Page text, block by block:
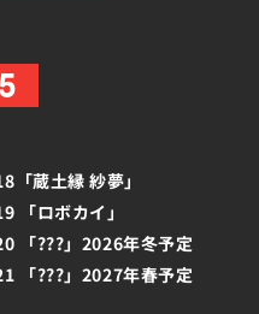
「蔵土縁 紗夢」
「ロボカイ」
「???」2026年冬予定
「???」2027年春予定